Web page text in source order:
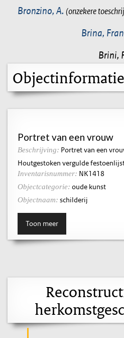
Bronzino, A. (onzekere
Brina,
Brini,
Objectinformatie
Portret van een vrouw
Beschrijving: Portret van een
Houtgestoken vergulde
Inventarisnummer: NK1418
Objectcategorie: oude kunst
Objectnaam: schilderij
Toon meer